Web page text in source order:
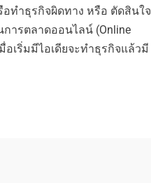
ทำธุรกิจผิดทาง หรือ ตัดสินใจ
ารตลาดออนไลน์ (Online
อเริ่มมีไอเดียจะทำธุรกิจแล้วมี